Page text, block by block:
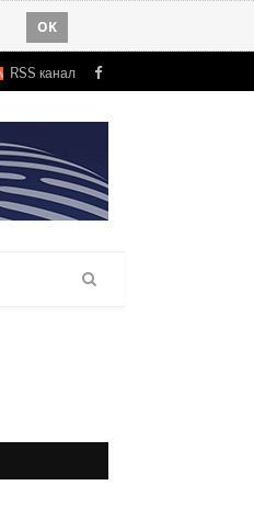
OK
RSS канал Facebook